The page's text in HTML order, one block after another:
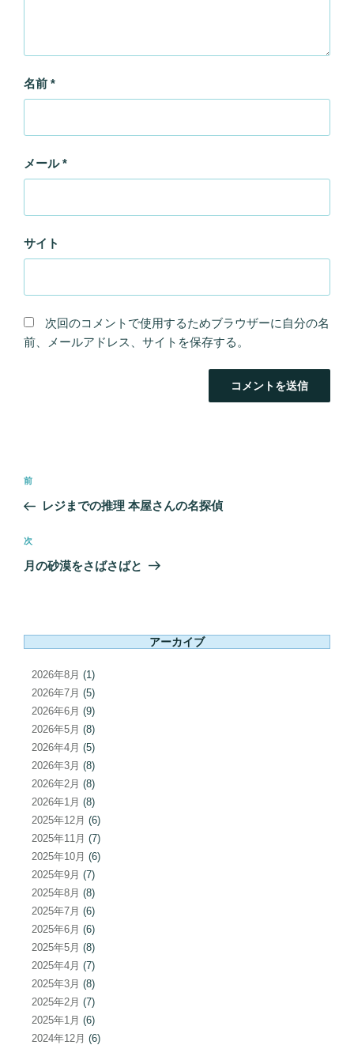
名前 *
メール*
サイト
次回のコメントで使用するためブラウザーに自分の名
前、メールアドレス、サイトを保存する。
ナ
ビ
ー
ン
前
の
稿
前
レジまでの推理 本屋さんの名探偵
次
の
次
月の砂漠をさばさばと
アーカイブ
2026年8月 (1)
2026年7月 (5)
2026年6月 (9)
2026年5月 (8)
2026年4月 (5)
2026年3月 (8)
2026年2月 (8)
2026年1月 (8)
2025年12月 (6)
2025年11月 (7)
2025年10月 (6)
2025年9月 (7)
2025年8月 (8)
2025年7月 (6)
2025年6月 (6)
2025年5月 (8)
2025年4月 (7)
2025年3月 (8)
2025年2月 (7)
2025年1月 (6)
2024年12月 (6)